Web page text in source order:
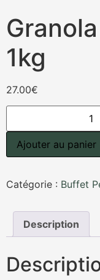
1kg
27.00€
quantité
Granola
Chocolat
1kg
Ajouter au panier
Catégorie : Buffet
Description